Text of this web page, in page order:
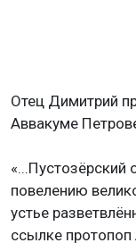
Отец Димитрий
Аввакуме
«...Пустозёрский
повелению
устье
ссылке